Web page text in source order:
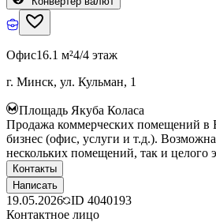
Офис16.1 м²4/4 этаж
г. Минск, ул. Кульман, 1
Площадь Якуба Коласа
Продажа коммерческих помещений
бизнес (офис, услуги и т.д.).
нескольких помещений, так и целого
Контакты
Написать
19.05.2026 ID 4040193
Контактное лицо